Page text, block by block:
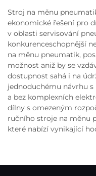
Stroj na měnu
ekonomické řešení pro
v oblasti servisování
konkurenceschopnější
na měnu pneumatik,
možnost aniž by se
dostupnost sahá i na
jednoduchému návrhu
a bez komplexních
dílny s omezeným
ručního stroje na měnu
které nabízí vynikající